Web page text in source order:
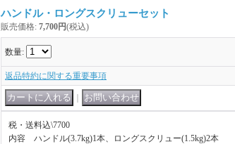
ハンドル・ロングスクリューセット
販売価格: 7,700円(税込)
数量:
返品特約に関する重要事項
税・送料込\7700
内容 ハンドル(3.7kg)1本、ロングスクリュー(1.5kg)2本